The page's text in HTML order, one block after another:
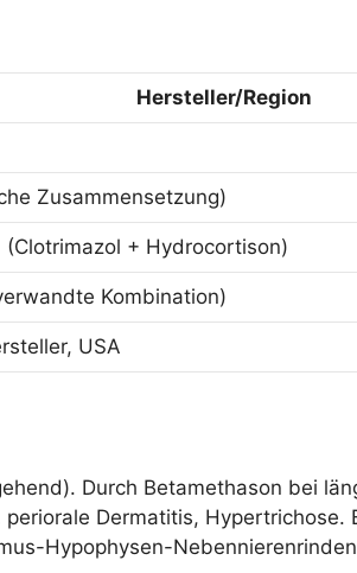
Hersteller/Region
Zusammensetzung)
(Clotrimazol + Hydrocortison)
Kombination)
USA
Durch Betamethason bei
Dermatitis, Hypertrichose.
Hypophysen-